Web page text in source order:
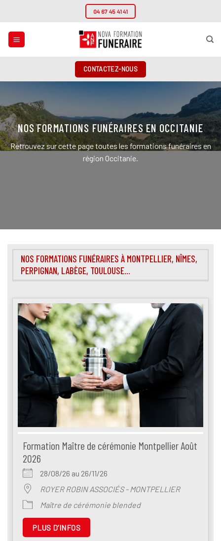
contenu
04 67 45 41 41
CONTACTEZ-NOUS
NOS FORMATIONS FUNÉRAIRES EN OCCITANIE
Retrouvez sur cette page toutes les formations funéraires en
région Occitanie.
NOS FORMATIONS FUNÉRAIRES À MONTPELLIER, NÎMES,
PERPIGNAN, LABÈGE, TOULOUSE...
Formation Maître de cérémonie Montpellier Août
2026
28/08/26 au 26/11/26
ROYER ROBIN ASSOCIÉS - MONTPELLIER
Maître de cérémonie blended
PLUS D’INFOS